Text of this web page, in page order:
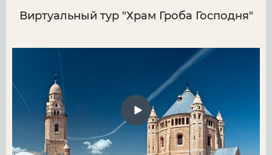
Виртуальный тур "Храм Гроба Господня"